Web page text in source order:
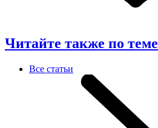
Читайте также по теме
Все статьи